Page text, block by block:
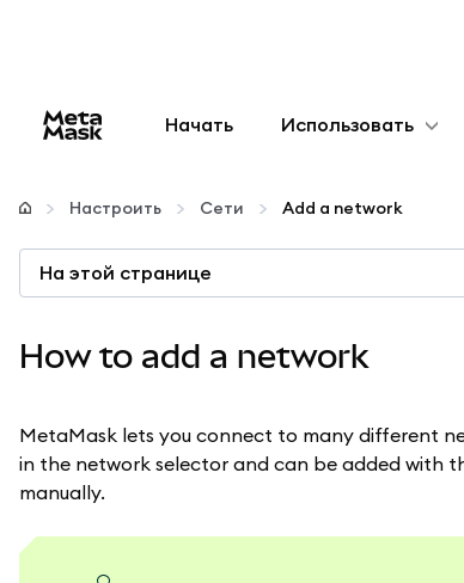
Начать Использовать
Настроить
Управление криптовалютой
Настроить Сети Add a network
На этой странице
How to add a network
MetaMask lets you connect to many different
in the network selector and can be added with
manually.